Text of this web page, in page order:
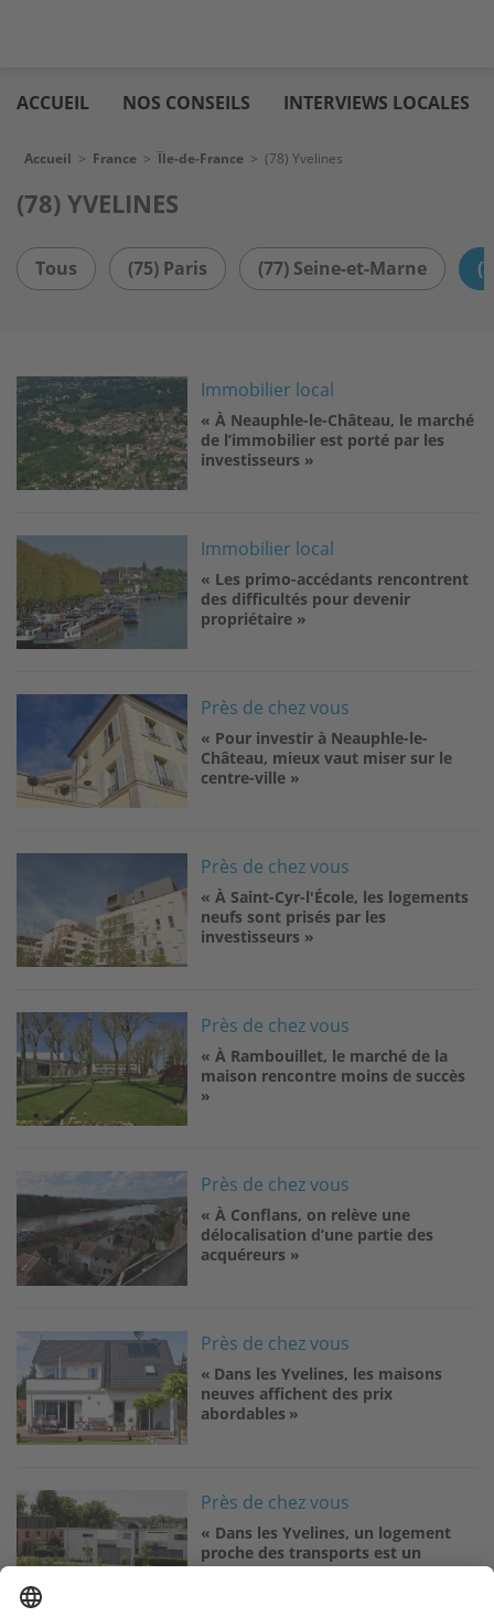
au
contenu
immo
ACCUEIL NOS CONSEILS INTERVIEWS LOCALES
Fil d'Ariane
Accueil > France > Île-de-France > (78) Yvelines
(78) YVELINES
Tous (75) Paris (77) Seine-et-Marne
Image Immobilier local
« À Neauphle-le-Château, le marché
de l’immobilier est porté par les
investisseurs »
Image Immobilier local
« Les primo-accédants rencontrent
des difficultés pour devenir
propriétaire »
Près de chez vous
« Pour investir à Neauphle-le-
Château, mieux vaut miser sur le
centre-ville »
Près de chez vous
« À Saint-Cyr-l'École, les logements
neufs sont prisés par les
investisseurs »
Image Près de chez vous
« À Rambouillet, le marché de la
maison rencontre moins de succès
»
Image Près de chez vous
« À Conflans, on relève une
délocalisation d’une partie des
acquéreurs »
Image Près de chez vous
« Dans les Yvelines, les maisons
neuves affichent des prix
abordables »
Image Près de chez vous
« Dans les Yvelines, un logement
proche des transports est un
véritable atout »